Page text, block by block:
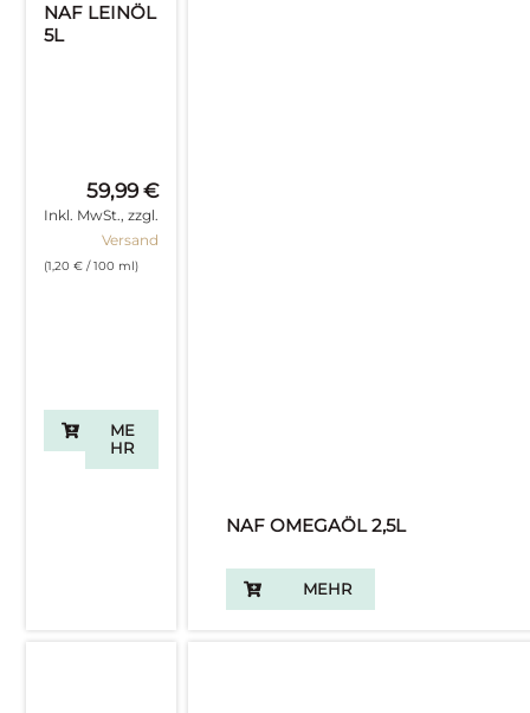
NAF LEINÖL
5L
59,99€
Inkl. MwSt., zzgl.
Versand
(1,20€ / 100 ml)
ME
HR
NAF OMEGAÖL 2,5L
MEHR